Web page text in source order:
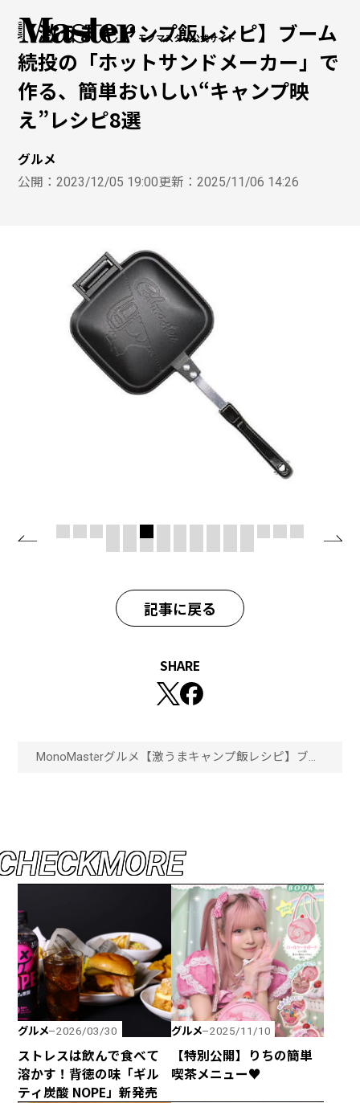
モノマスター公式サイト
【激うまキャンプ飯レシピ】ブーム
続投の「ホットサンドメーカー」で
作る、簡単おいしい“キャンプ映
え”レシピ8選
グルメ
公開：2023/12/05 19:00更新：2025/11/06 14:26
記事に戻る
SHARE
MonoMasterグルメ 【激うまキャンプ飯レシピ】ブー
HECKMORE
グルメ 2026/03/30
ストレスは飲んで食べて
溶かす！背徳の味「ギル
ティ炭酸 NOPE」新発売
グルメ 2025/11/10
【特別公開】りちの簡単
喫茶メニュー♥